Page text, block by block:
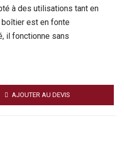
à des utilisations tant en
boîtier est en fonte
il fonctionne sans
AJOUTER AU DEVIS